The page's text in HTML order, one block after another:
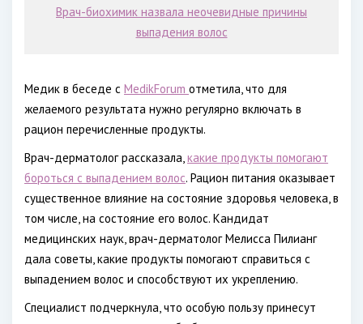
Врач-биохимик назвала неочевидные причины
выпадения волос
Медик в беседе с МedikForum отметила, что для
желаемого результата нужно регулярно включать в
рацион перечисленные продукты.
Врач-дерматолог рассказала,какие продукты помогают
бороться с выпадением волос. Рацион питания оказывает
существенное влияние на состояние здоровья человека, в
том числе, на состояние его волос. Кандидат
медицинских наук, врач-дерматолог Мелисса Пилианг
дала советы, какие продукты помогают справиться с
выпадением волос и способствуют их укреплению.
Специалист подчеркнула, что особую пользу принесут